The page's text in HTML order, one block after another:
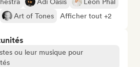
Art of Tones Afficher tout +2
ou leur musique pour